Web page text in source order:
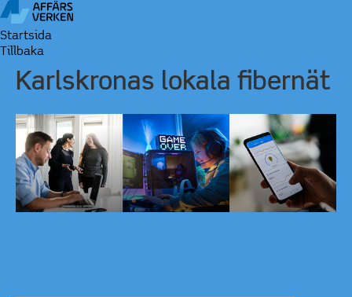
Startsida
Tillbaka
Karlskronas lokala fibernät